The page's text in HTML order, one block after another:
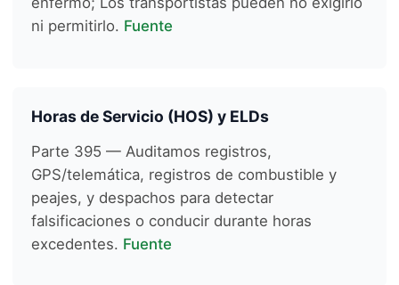
ni permitirlo. Fuente
Horas de Servicio (HOS) y ELDs
Parte 395 — Auditamos registros,
GPS/telemática, registros de combustible y
peajes, y despachos para detectar
falsificaciones o conducir durante horas
excedentes. Fuente